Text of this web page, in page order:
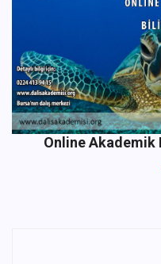
Online Akademik